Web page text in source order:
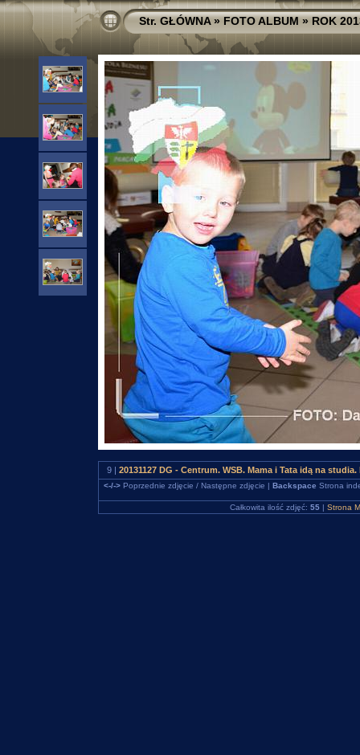
Str. GŁÓWNA»FOTO ALBUM»ROK
9 | 20131127 DG - Centrum. WSB. Mama i Tata idą na
<-/->Poprzednie zdjęcie / Następne zdjęcie | Backspace Strona
Całkowita ilość zdjęć: 55 | Strona